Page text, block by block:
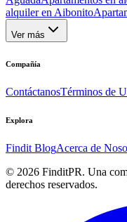
alquiler en Aibonito
Ver más
Compañía
ContáctanosTérminos de
Explora
Findit BlogAcerca de
© 2026 FinditPR. Una
derechos reservados.